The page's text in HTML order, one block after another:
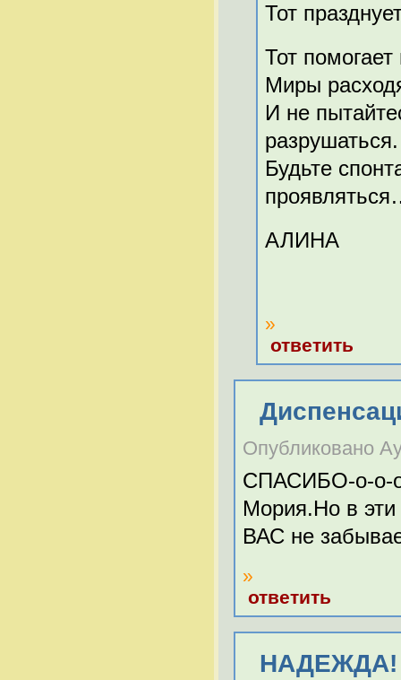
Тот
Тот
Миры
И не
разрушаться.
Будьте
АЛИНА
»
ответить
Опубликовано
СПАСИБО-о-о-
Мория.Но в
ВАС не
»
ответить
НАДЕЖДА!